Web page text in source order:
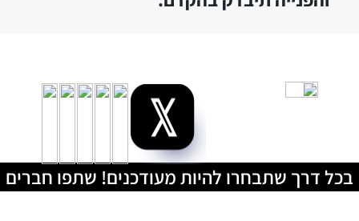
בכל דרך שתבחרו להיות מעודכנים! שתפו חברים